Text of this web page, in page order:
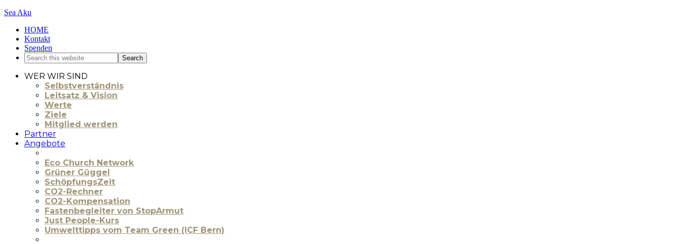
Sea Aku
HOME
Kontakt
Spenden
WER WIR SIND
Selbstverständnis
Leitsatz & Vision
Werte
Ziele
Mitglied werden
Partner
Angebote
Eco Church Network
Grüner Güggel
SchöpfungsZeit
CO2-Rechner
CO2-Kompensation
Fastenbegleiter von StopArmut
Just People-Kurs
Umwelttipps vom Team Green (ICF Bern)